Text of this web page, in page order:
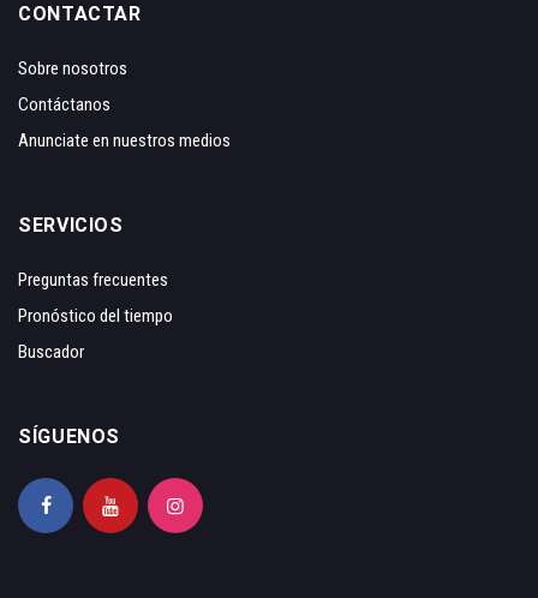
CONTACTAR
Sobre nosotros
Contáctanos
Anunciate en nuestros medios
SERVICIOS
Preguntas frecuentes
Pronóstico del tiempo
Buscador
SÍGUENOS